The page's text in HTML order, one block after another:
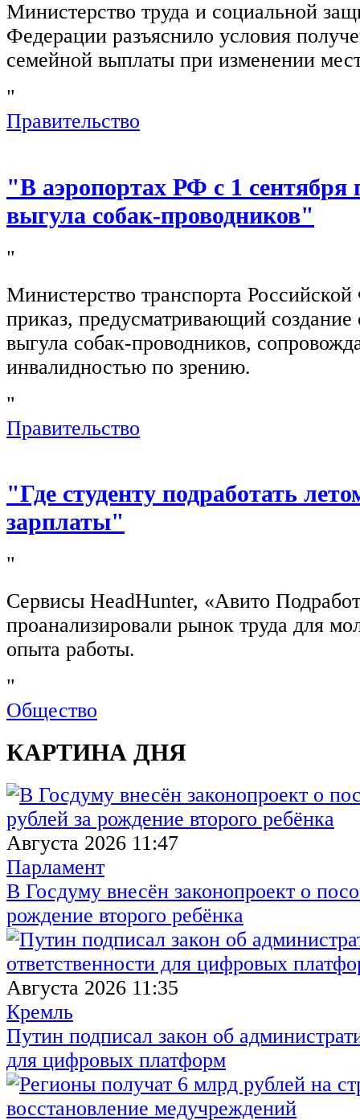
Министерство труда и социальной
Федерации разъяснило условия
семейной выплаты при изменении
"
Правительство
"В аэропортах РФ с 1 сентября
выгула собак-проводников"
"
Министерство транспорта
приказ, предусматривающий создание
выгула собак-проводников,
инвалидностью по зрению.
"
Правительство
"Где студенту подработать
зарплаты"
"
Сервисы HeadHunter, «Авито
проанализировали рынок труда для
опыта работы.
"
Общество
КАРТИНА ДНЯ
Августа 2026 11:47
Парламент
В Госдуму внесён законопроект о
рождение второго ребёнка
Августа 2026 11:35
Кремль
Путин подписал закон об
для цифровых платформ